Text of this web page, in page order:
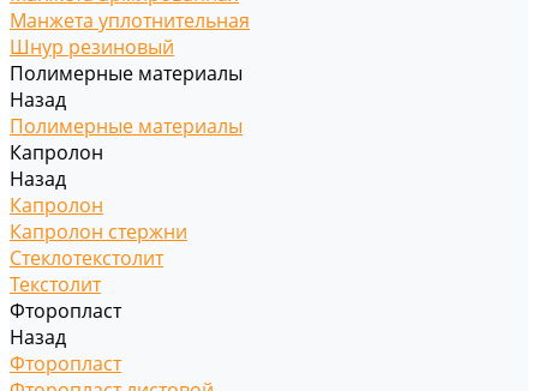
Манжета уплотнительная
Шнур резиновый
Полимерные материалы
Назад
Полимерные материалы
Капролон
Назад
Капролон
Капролон стержни
Стеклотекстолит
Текстолит
Фторопласт
Назад
Фторопласт